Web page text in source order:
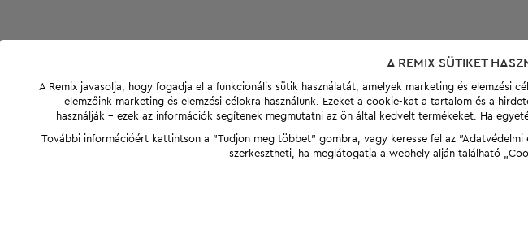
A REMIX SÜTIKET
A Remix javasolja, hogy fogadja el a funkcionális sütik használatát, amelyek marketing és elemzési
elemzőink marketing és elemzési célokra használunk. Ezeket a cookie-kat a tartalom és a
használják - ezek az információk segítenek megmutatni az ön által kedvelt termékeket. Ha
További információért kattintson a "Tudjon meg többet" gombra, vagy keresse fel az
szerkesztheti, ha meglátogatja a webhely alján található